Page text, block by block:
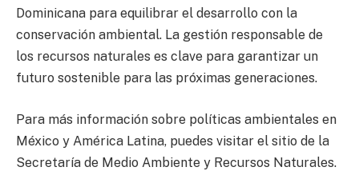
Dominicana para equilibrar el desarrollo con la
conservación ambiental. La gestión responsable de
los recursos naturales es clave para garantizar un
futuro sostenible para las próximas generaciones.
Para más información sobre políticas ambientales en
México y América Latina, puedes visitar el sitio de la
Secretaría de Medio Ambiente y Recursos Naturales.